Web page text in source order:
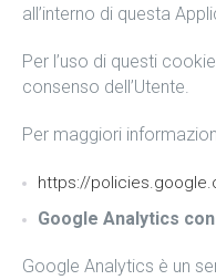
all’interno di questa
Per l’uso di questi
consenso dell’Utente.
Per maggiori
https://
Google Analytics
Google Analytics è un